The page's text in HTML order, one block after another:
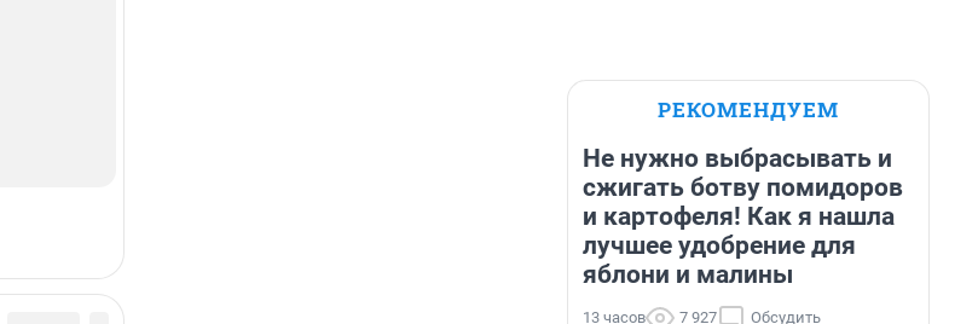
РЕКОМЕНДУЕМ
Не нужно выбрасывать и
сжигать ботву помидоров
и картофеля! Как я нашла
лучшее удобрение для
яблони и малины
13 часов 7 927 Обсудить